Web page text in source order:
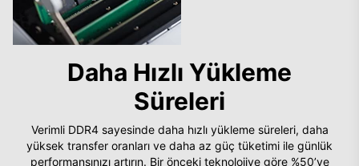
Daha Hızlı Yükleme
Süreleri
Verimli DDR4 sayesinde daha hızlı yükleme süreleri, daha
yüksek transfer oranları ve daha az güç tüketimi ile günlük
performansınızı artırın. Bir önceki teknolojiye göre %50’ye